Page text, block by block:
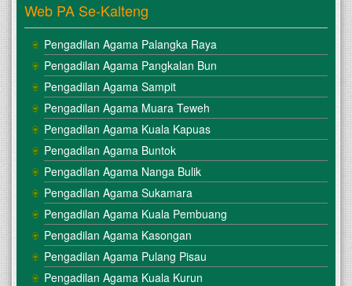
Web PA Se-Kalteng
Pengadilan Agama Palangka Raya
Pengadilan Agama Pangkalan Bun
Pengadilan Agama Sampit
Pengadilan Agama Muara Teweh
Pengadilan Agama Kuala Kapuas
Pengadilan Agama Buntok
Pengadilan Agama Nanga Bulik
Pengadilan Agama Sukamara
Pengadilan Agama Kuala Pembuang
Pengadilan Agama Kasongan
Pengadilan Agama Pulang Pisau
Pengadilan Agama Kuala Kurun